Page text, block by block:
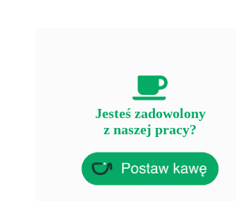
Jesteś zadowolony
z naszej pracy?